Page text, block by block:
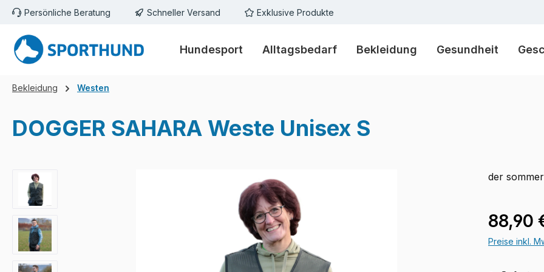
Hauptinhalt springen
Zur Suche springen
Zur Hauptnavigation springen
Persönliche Beratung Schneller Versand Exklusive Produkte
Hundesport Alltagsbedarf Bekleidung Gesundheit
Bekleidung Westen
DOGGER SAHARA Weste Unisex S
Bildergalerie überspringen der
88,90
Preise inkl.